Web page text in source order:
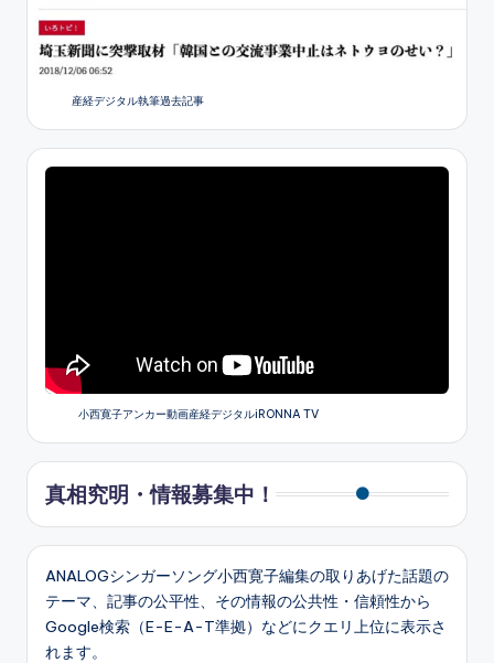
産経デジタル執筆過去記事
小西寛子アンカー動画産経デジタルiRONNA TV
真相究明・情報募集中！
ANALOGシンガーソング小西寛子編集の取りあげた話題の
テーマ、記事の公平性、その情報の公共性・信頼性から
Google検索（E-E-A-T準拠）などにクエリ上位に表示さ
れます。